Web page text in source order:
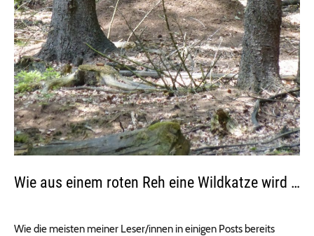
Wie aus einem roten Reh eine Wildkatze wird …
Wie die meisten meiner Leser/innen in einigen Posts bereits